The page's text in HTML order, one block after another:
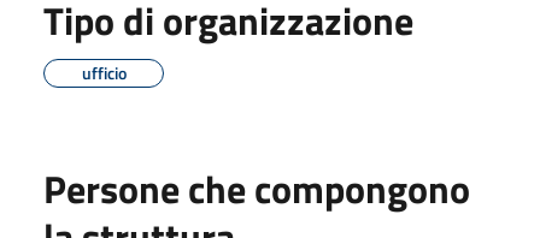
Tipo di organizzazione
ufficio
Persone che compongono